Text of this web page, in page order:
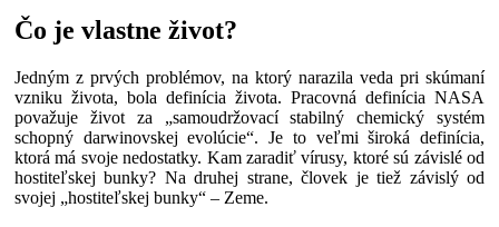
Čo je vlastne život?
Jedným z prvých problémov, na ktorý narazila veda pri skúmaní
vzniku života, bola definícia života. Pracovná definícia NASA
považuje život za „samoudržovací stabilný chemický systém
schopný darwinovskej evolúcie“. Je to veľmi široká definícia,
ktorá má svoje nedostatky. Kam zaradiť vírusy, ktoré sú závislé od
hostiteľskej bunky? Na druhej strane, človek je tiež závislý od
svojej „hostiteľskej bunky“ – Zeme.